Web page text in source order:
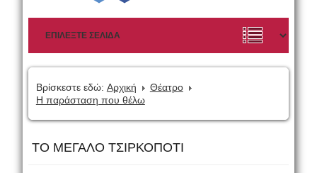
Βρίσκεστε εδώ: Αρχική
Θέατρο
Η παράσταση που θέλω
ΤΟ ΜΕΓΑΛΟ ΤΣΙΡΚΟΠΟΤΙ